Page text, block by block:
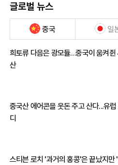
글로벌 뉴스
중국 일
희토류 다음은 광모듈…중국이 움켜쥔
산
중국산 에어콘을 웃돈 주고 산다...유럽
디
스티븐 로치 '과거의 홍콩'은 끝났지만